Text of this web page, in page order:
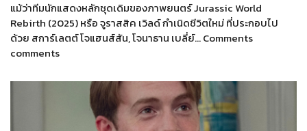
แม้ว่าทีมนักแสดงหลักชุดเดิมของภาพยนตร์ Jurassic World
Rebirth (2025) หรือ จูราสสิค เวิลด์ กำเนิดชีวิตใหม่ ที่ประกอบไป
ด้วย สการ์เลตต์ โจแฮนส์สัน, โจนาธาน เบลี่ย์… Comments
comments